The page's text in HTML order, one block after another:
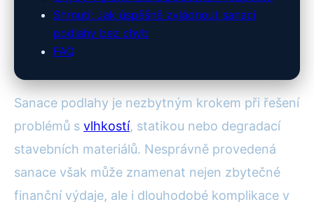
Shrnutí: Jak úspěšně zvládnout sanaci
podlahy bez chyb
FAQ
Sanace podlahy je nezbytným krokem při řešení
problémů s vlhkostí, statikou nebo degradací
stavebních materiálů. Nesprávně provedená
sanace však může znamenat nejen zbytečné
finanční výdaje, ale i dlouhodobé komplikace v